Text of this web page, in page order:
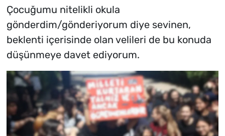
Çocuğumu nitelikli okula
gönderdim/gönderiyorum diye sevinen,
beklenti içerisinde olan velileri de bu konuda
düşünmeye davet ediyorum.